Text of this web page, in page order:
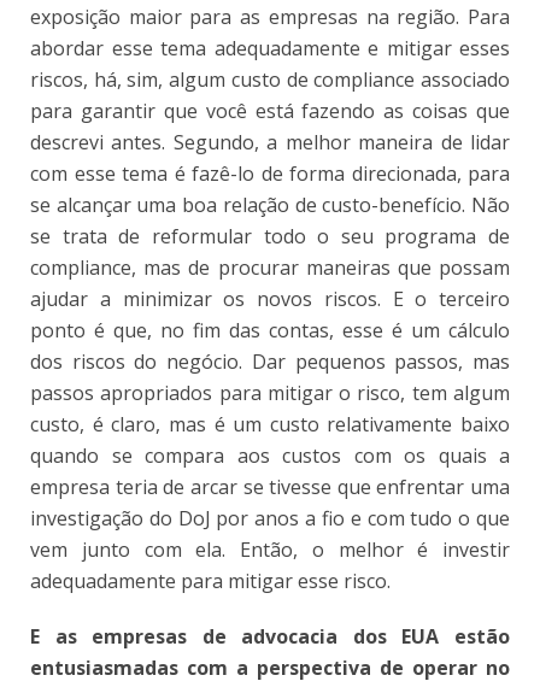
exposição maior para as empresas na região. Para
abordar esse tema adequadamente e mitigar esses
riscos, há, sim, algum custo de compliance associado
para garantir que você está fazendo as coisas que
descrevi antes. Segundo, a melhor maneira de lidar
com esse tema é fazê-lo de forma direcionada, para
se alcançar uma boa relação de custo-benefício. Não
se trata de reformular todo o seu programa de
compliance, mas de procurar maneiras que possam
ajudar a minimizar os novos riscos. E o terceiro
ponto é que, no fim das contas, esse é um cálculo
dos riscos do negócio. Dar pequenos passos, mas
passos apropriados para mitigar o risco, tem algum
custo, é claro, mas é um custo relativamente baixo
quando se compara aos custos com os quais a
empresa teria de arcar se tivesse que enfrentar uma
investigação do DoJ por anos a fio e com tudo o que
vem junto com ela. Então, o melhor é investir
adequadamente para mitigar esse risco.
E as empresas de advocacia dos EUA estão
entusiasmadas com a perspectiva de operar no